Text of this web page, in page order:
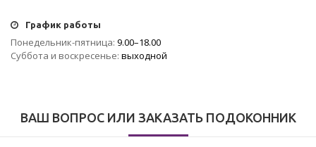
График работы
Понедельник-пятница: 9.00–18.00
Суббота и воскресенье: выходной
ВАШ ВОПРОС ИЛИ ЗАКАЗАТЬ ПОДОКОННИК